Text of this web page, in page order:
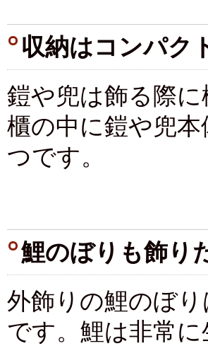
収納はコンパク
鎧や兜は飾る際
櫃の中に鎧や兜
つです。
鯉のぼりも飾り
外飾りの鯉のぼ
です。鯉は非常